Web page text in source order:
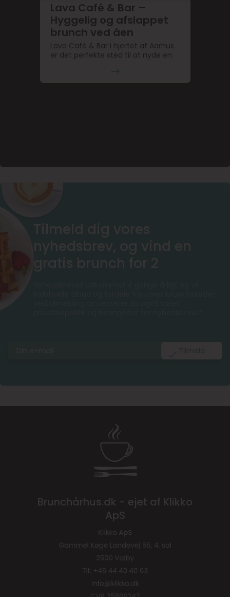
Lava Café & Bar –
Hyggelig og afslappet
brunch ved åen
Lava Café & Bar i hjertet af Aarhus
er det perfekte sted til at nyde en
Brunchårhus.dk - ejet af Klikko
ApS